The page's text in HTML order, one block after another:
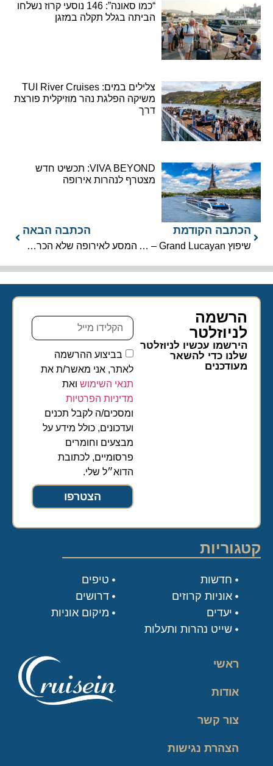
“כמו סאונה”: 146 נוסעי קרוז נשלחו
הביתה בגלל תקלה במזגן
צלילים במים: TUI River Cruises
משיקה הפלגת נהר מוזיקלית פורצת
דרך
VIVA BEYOND: תכשיט חדש
מצטרף לנהרות אירופה
הכתבה הקודמת
שיפוץ Grand Lucayan – השקעה אסטרטגית בתיירות השייט
הכתבה הבאה
המסע לאירופה שלא הכרתם: פרינסס קרוזס פורצת גבולות
הרשמה
לניוזלטר​
הירשמו עכשיו לניוזלטר
שלנו כדי להשאר
מעודכנים
בביצוע ההרשמה
לאתר, אני מאשר/ת את
תנאי השימושואת
מדיניות הפרטיות
ומסכים/ה לקבל תכנים
ועדכונים, כולל מידע על
מבצעים וחומרים
פרסומיים, לכתובת
הדוא״ל שלי.
הצטרפו
ראשי
אודות
צור קשר
הצהרת נגישות
קטגוריות
טיפים
דרושים
מיקום אוניות
חדשות
אוניות קרוזים
יעדים
שייט נהרות ותעלות